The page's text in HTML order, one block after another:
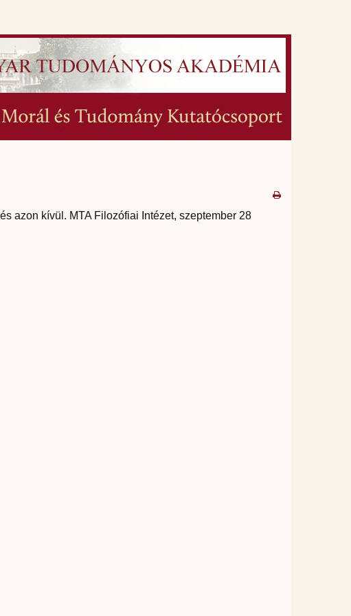
azon kívül. MTA Filozófiai Intézet, szeptember 28